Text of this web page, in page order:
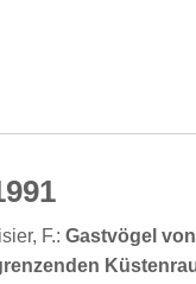
F.: Gastvögel